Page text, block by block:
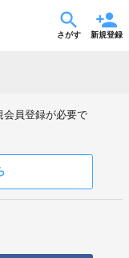
さがす 新規登録
会員登録が必要で